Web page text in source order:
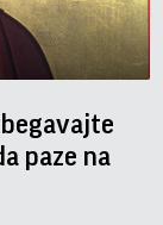
paze na